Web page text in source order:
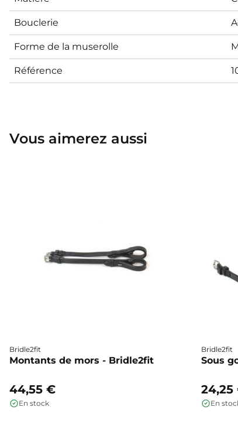
Bouclerie
Forme de la muserolle
Référence
Vous aimerez aussi
Bridle2fit
Montants de mors - Bridle2fit
44,55 €
En stock
Bridle2fit
Sous
24,25
En